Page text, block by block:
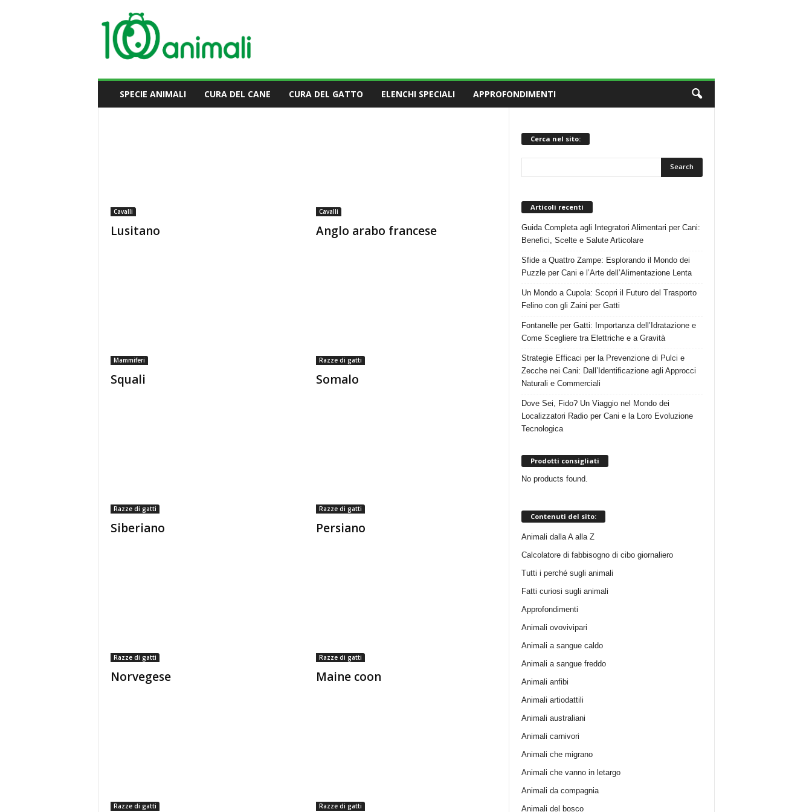
a
SPECIE ANIMALI CURA DEL CANE CURA DEL GATTO ELENCHI SPECIALI APPROFONDIMENTI
Cavalli
Lusitano
Cavalli
Anglo arabo francese
Mammiferi
Squali
Razze di gatti
Somalo
Razze di gatti
Siberiano
Razze di gatti
Persiano
Razze di gatti
Norvegese
Razze di gatti
Maine coon
Razze di gatti Razze di gatti
Cerca nel sito:
Articoli recenti
Guida Completa agli Integratori Alimentari per Cani:
Benefici, Scelte e Salute Articolare
Sfide a Quattro Zampe: Esplorando il Mondo dei
Puzzle per Cani e l’Arte dell’Alimentazione Lenta
Un Mondo a Cupola: Scopri il Futuro del Trasporto
Felino con gli Zaini per Gatti
Fontanelle per Gatti: Importanza dell’Idratazione e
Come Scegliere tra Elettriche e a Gravità
Strategie Efficaci per la Prevenzione di Pulci e
Zecche nei Cani: Dall’Identificazione agli Approcci
Naturali e Commerciali
Dove Sei, Fido? Un Viaggio nel Mondo dei
Localizzatori Radio per Cani e la Loro Evoluzione
Tecnologica
Prodotti consigliati
No products found.
Contenuti del sito:
Animali dalla A alla Z
Calcolatore di fabbisogno di cibo giornaliero
Tutti i perché sugli animali
Fatti curiosi sugli animali
Approfondimenti
Animali ovovivipari
Animali a sangue caldo
Animali a sangue freddo
Animali anfibi
Animali artiodattili
Animali australiani
Animali carnivori
Animali che migrano
Animali che vanno in letargo
Animali da compagnia
Animali del bosco